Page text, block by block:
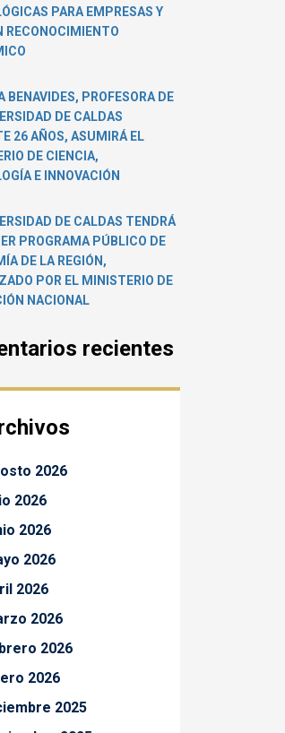
PARA EMPRESAS Y
RECONOCIMIENTO
BENAVIDES, PROFESORA DE
DE CALDAS
26 AÑOS, ASUMIRÁ EL
DE CIENCIA,
E INNOVACIÓN
DE CALDAS TENDRÁ
PROGRAMA PÚBLICO DE
DE LA REGIÓN,
POR EL MINISTERIO DE
NACIONAL
recientes
2026
2026
2026
2026
2026
2026
2026
2026
2025